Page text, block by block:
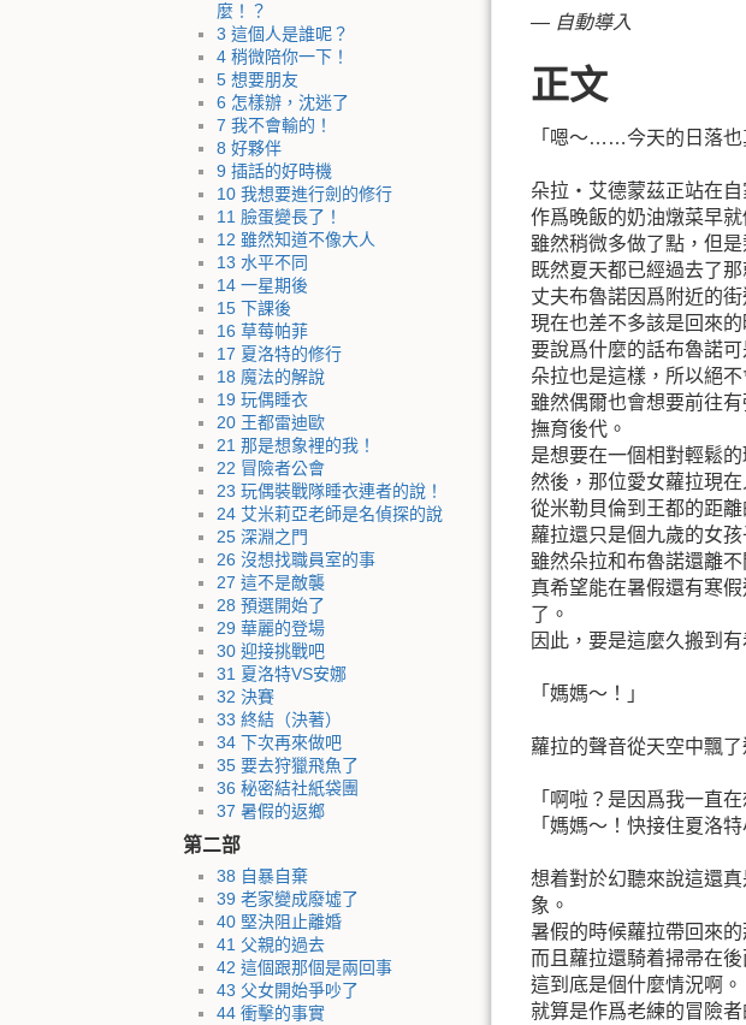
麼！？
3 這個人是誰呢？
4 稍微陪你一下！
5 想要朋友
6 怎樣辦，沈迷了
7 我不會輸的！
8 好夥伴
9 插話的好時機
10 我想要進行劍的修行
11 臉蛋變長了！
12 雖然知道不像大人
13 水平不同
14 一星期後
15 下課後
16 草莓帕菲
17 夏洛特的修行
18 魔法的解說
19 玩偶睡衣
20 王都雷迪歐
21 那是想象裡的我！
22 冒險者公會
23 玩偶裝戰隊睡衣連者的說！
24 艾米莉亞老師是名偵探的說
25 深淵之門
26 沒想找職員室的事
27 這不是敵襲
28 預選開始了
29 華麗的登場
30 迎接挑戰吧
31 夏洛特VS安娜
32 決賽
33 終結（決著）
34 下次再來做吧
35 要去狩獵飛魚了
36 秘密結社紙袋團
37 暑假的返鄉
第二部
38 自暴自棄
39 老家變成廢墟了
40 堅決阻止離婚
41 父親的過去
42 這個跟那個是兩回事
43 父女開始爭吵了
44 衝擊的事實
— 自動導入
正文
「嗯～……今天的日落也
朵拉‧艾德蒙茲正站在自
作爲晚飯的奶油燉菜早就
雖然稍微多做了點，但
既然夏天都已經過去了
丈夫布魯諾因爲附近的
現在也差不多該是回來的
要說爲什麼的話布魯諾
朵拉也是這樣，所以絕
雖然偶爾也會想要前往
撫育後代。
是想要在一個相對輕鬆
然後，那位愛女蘿拉現在
從米勒貝倫到王都的距
蘿拉還只是個九歲的女孩
雖然朵拉和布魯諾還離
真希望能在暑假還有寒
了。
因此，要是這麼久搬到
「媽媽～！」
蘿拉的聲音從天空中飄了
「啊啦？是因爲我一直
「媽媽～！快接住夏洛
想着對於幻聽來說這還
象。
暑假的時候蘿拉帶回來
而且蘿拉還騎着掃帚在後
這到底是個什麼情況啊。
就算是作爲老練的冒險